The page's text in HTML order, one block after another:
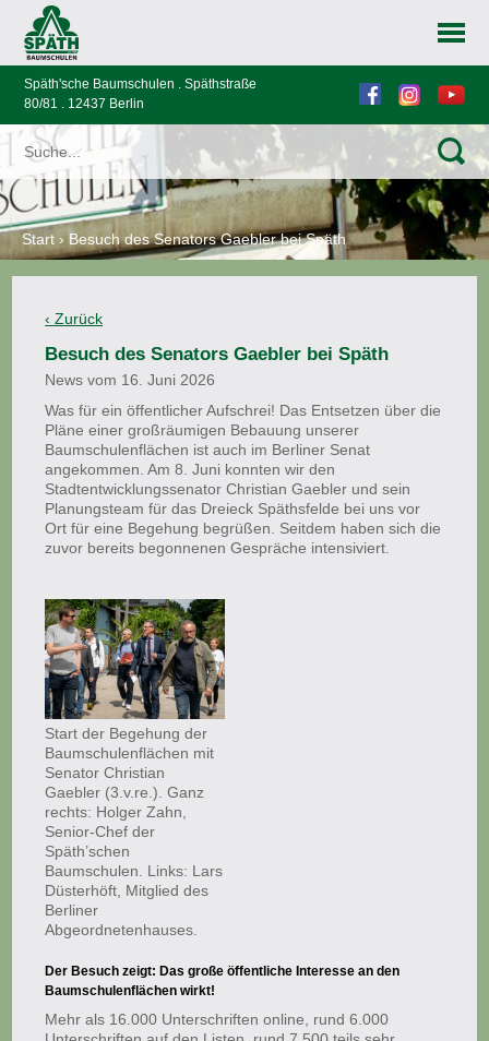
Späth'sche Baumschulen . Späthstraße
80/81 . 12437 Berlin
Start ›Besuch des Senators Gaebler bei Späth
Besuch des Senators Gaebler bei Späth
News vom 16. Juni 2026
Was für ein öffentlicher Aufschrei! Das Entsetzen über die
Pläne einer großräumigen Bebauung unserer
Baumschulenflächen ist auch im Berliner Senat
angekommen. Am 8. Juni konnten wir den
Stadtentwicklungssenator Christian Gaebler und sein
Planungsteam für das Dreieck Späthsfelde bei uns vor
Ort für eine Begehung begrüßen. Seitdem haben sich die
zuvor bereits begonnenen Gespräche intensiviert.
Start der Begehung der
Baumschulenflächen mit
Senator Christian
Gaebler (3.v.re.). Ganz
rechts: Holger Zahn,
Senior-Chef der
Späth’schen
Baumschulen. Links: Lars
Düsterhöft, Mitglied des
Berliner
Abgeordnetenhauses.
Der Besuch zeigt: Das große öffentliche Interesse an den
Baumschulenflächen wirkt!
Mehr als 16.000 Unterschriften online, rund 6.000